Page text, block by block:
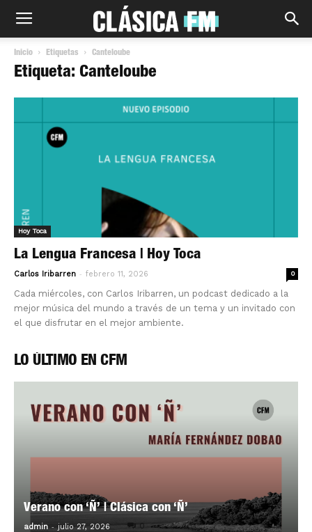
Inicio Etiquetas Canteloube
Etiqueta: Canteloube
Hoy Toca
La Lengua Francesa | Hoy Toca
Carlos Iribarren - febrero 11, 2026 0
Cada miércoles, con Carlos Iribarren, un podcast dedicado a la
mejor música del mundo a través de un tema y un invitado con
el que disfrutar en el mejor ambiente.
LO ÚLTIMO EN CFM
Verano con ‘Ñ’ | Clásica con ‘Ñ’
admin - julio 27, 2026 0